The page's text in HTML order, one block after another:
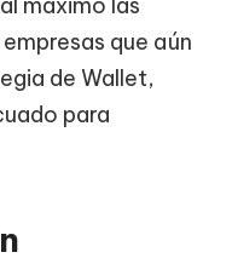
que aún
de Wallet,
para